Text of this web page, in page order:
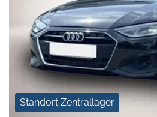
Standort Zentrallager